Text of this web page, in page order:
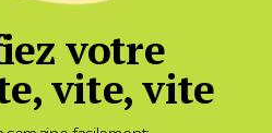
votre
vite, vite